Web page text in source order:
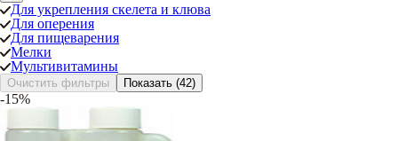
Для укрепления скелета и клюва
Для оперения
Для пищеварения
Мелки
Мультивитамины
Очистить фильтры Показать (42)
-15%